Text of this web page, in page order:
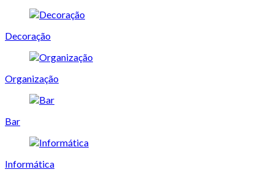
Decoração
Organização
Bar
Informática